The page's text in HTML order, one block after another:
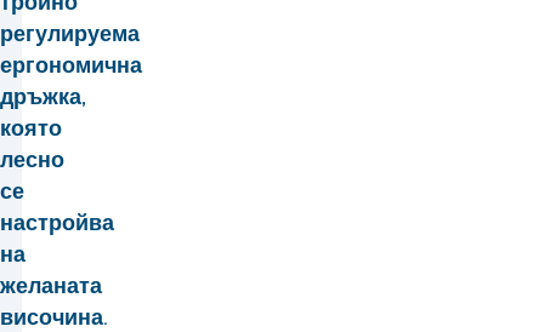
регулируема
ергономична
дръжка,
която
лесно
се
настройва
на
желаната
височина.